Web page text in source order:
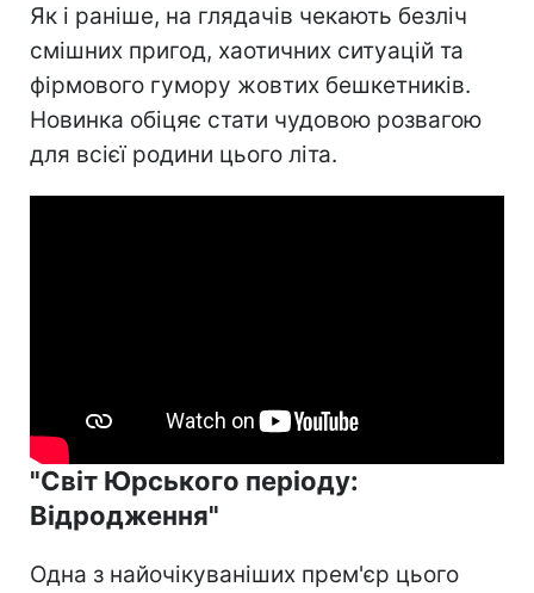
Як і раніше, на глядачів чекають безліч
смішних пригод, хаотичних ситуацій та
фірмового гумору жовтих бешкетників.
Новинка обіцяє стати чудовою розвагою
для всієї родини цього літа.
"Світ Юрського періоду:
Відродження"
Одна з найочікуваніших прем'єр цього